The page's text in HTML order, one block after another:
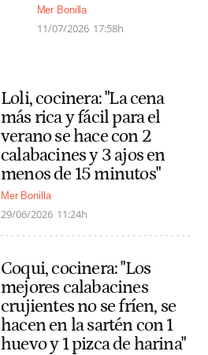
Mer Bonilla
11/07/2026 17:58h
Loli, cocinera: "La cena
más rica y fácil para el
verano se hace con 2
calabacines y 3 ajos en
menos de 15 minutos"
Mer Bonilla
29/06/2026 11:24h
Coqui, cocinera: "Los
mejores calabacines
crujientes no se fríen, se
hacen en la sartén con 1
huevo y 1 pizca de harina"